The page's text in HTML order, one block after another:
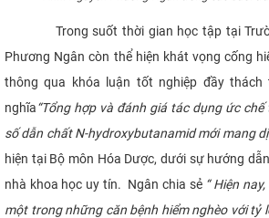
Trong suốt thời gian học tập tại
Phương Ngân còn thể hiện khát vọng cống
thông qua khóa luận tốt nghiệp đầy
nghĩa“Tổng hợp và đánh giá tác dụng ức
số dẫn chất N-hydroxybutanamid mới mang
hiện tại Bộ môn Hóa Dược, dưới sự hướng
nhà khoa học uy tín. Ngân chia sẻ “ Hiện
một trong những căn bệnh hiểm nghèo với tỷ